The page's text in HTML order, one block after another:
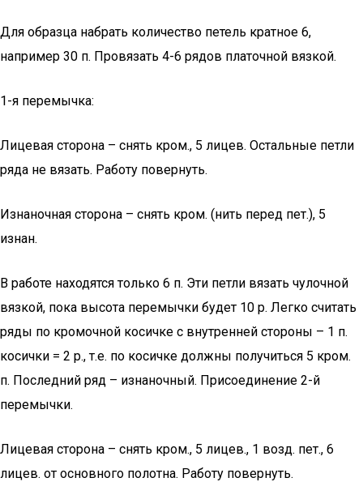
Для образца набрать количество петель кратное 6,
например 30 п. Провязать 4-6 рядов платочной вязкой.
1-я перемычка:
Лицевая сторона – снять кром., 5 лицев. Остальные петли
ряда не вязать. Работу повернуть.
Изнаночная сторона – снять кром. (нить перед пет.), 5
изнан.
В работе находятся только 6 п. Эти петли вязать чулочной
вязкой, пока высота перемычки будет 10 р. Легко считать
ряды по кромочной косичке с внутренней стороны – 1 п.
косички = 2 р., т.е. по косичке должны получиться 5 кром.
п. Последний ряд – изнаночный. Присоединение 2-й
перемычки.
Лицевая сторона – снять кром., 5 лицев., 1 возд. пет., 6
лицев. от основного полотна. Работу повернуть.